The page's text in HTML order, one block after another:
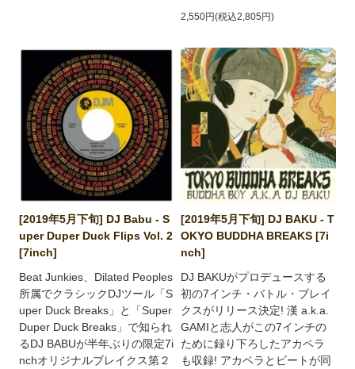
2,550円(税込2,805円)
[2019年5月下旬] DJ Babu - S
uper Duper Duck Flips Vol. 2
[7inch]
Beat Junkies、Dilated Peoples
所属でクラシックDJツール「S
uper Duck Breaks」と「Super
Duper Duck Breaks」で知られ
るDJ BABUが半年ぶりの限定7i
nchオリジナルブレイクス第２
[2019年5月下旬] DJ BAKU - T
OKYO BUDDHA BREAKS [7i
nch]
DJ BAKUがプロデュースする
初の7インチ・バトル・ブレイ
クスがリリース決定! 漢 a.k.a.
GAMIと志人がこの7インチの
ために録り下ろしたアカペラ
も収録! アカペラとビートが同